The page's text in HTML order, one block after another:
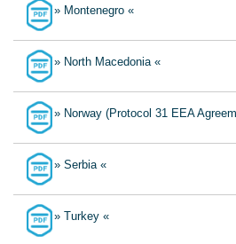
» Montenegro «
» North Macedonia «
» Norway (Protocol 31 EEA
» Serbia «
» Turkey «